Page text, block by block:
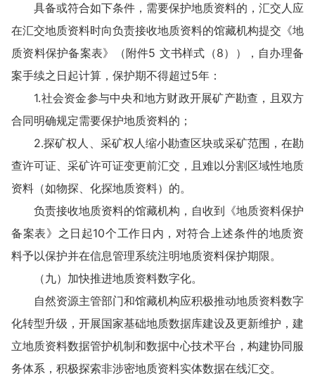
具备或符合如下条件，需要保护地质资料的，汇交人应
在汇交地质资料时向负责接收地质资料的馆藏机构提交《地
质资料保护备案表》（附件5 文书样式（8）），自办理备
案手续之日起计算，保护期不得超过5年：
1.社会资金参与中央和地方财政开展矿产勘查，且双方
合同明确规定需要保护地质资料的；
2.探矿权人、采矿权人缩小勘查区块或采矿范围，在勘
查许可证、采矿许可证变更前汇交，且难以分割区域性地质
资料（如物探、化探地质资料）的。
负责接收地质资料的馆藏机构，自收到《地质资料保护
备案表》之日起10个工作日内，对符合上述条件的地质资
料予以保护并在信息管理系统注明地质资料保护期限。
（九）加快推进地质资料数字化。
自然资源主管部门和馆藏机构应积极推动地质资料数字
化转型升级，开展国家基础地质数据库建设及更新维护，建
立地质资料数据管护机制和数据中心技术平台，构建协同服
务体系，积极探索非涉密地质资料实体数据在线汇交。